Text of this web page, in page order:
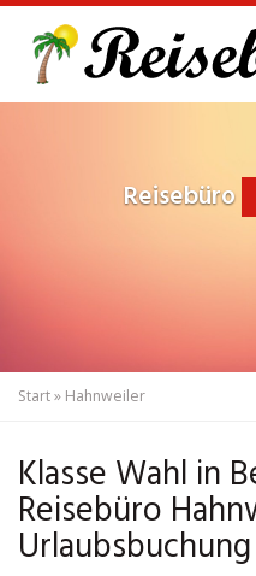
main
Reisebüro
Start» Hahnweiler
Klasse Wahl in
Reisebüro